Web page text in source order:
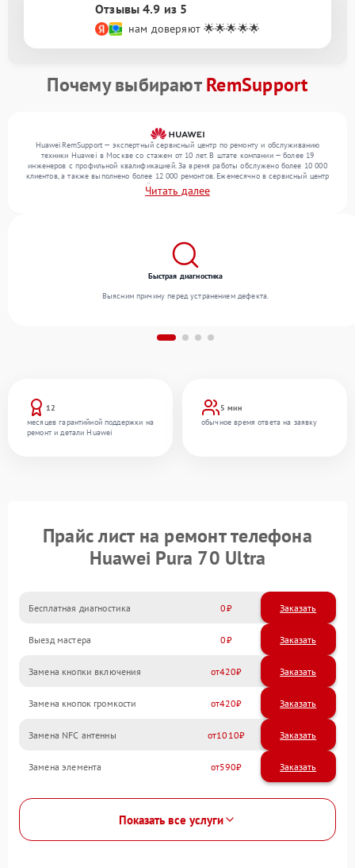
Отзывы 4.9 из 5
нам доверяют 🌟🌟🌟🌟🌟
Почему выбираютRemSupport
HuaweiRemSupport — экспертный сервисный центр по ремонту и обслуживанию
техники Huawei в Москве со стажем от 10 лет. В штате компании — более 19
инженеров с профильной квалификацией. За время работы обслужено более 10 000
клиентов, а также выполнено более 12 000 ремонтов. Ежемесячно в сервисный центр
поступает более 300 обращений, включая , , . Мы выполняем ремонт различного
уровня сложности и обеспечиваем надежный результат благодаря опыту команды.
Читать далее
12
месяцев гарантийной поддержки на
ремонт и детали Huawei
5 мин
обычное время ответа на заявку
Быстрая диагностика
Выясним причину перед устранением дефекта.
Прайс лист на ремонт телефона
Huawei Pura 70 Ultra
Бесплатная диагностика 0 Заказать
Выезд мастера 0 Заказать
Замена кнопки включения 420
Замена кнопок громкости 420
Замена NFC антенны 1010
Замена элемента 590
Показать все услуги